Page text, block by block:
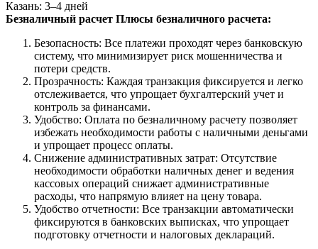
Казань: 3–4 дней
Безналичный расчет Плюсы безналичного расчета:
Безопасность: Все платежи проходят через банковскую
систему, что минимизирует риск мошенничества и
потери средств.
Прозрачность: Каждая транзакция фиксируется и легко
отслеживается, что упрощает бухгалтерский учет и
контроль за финансами.
Удобство: Оплата по безналичному расчету позволяет
избежать необходимости работы с наличными деньгами
и упрощает процесс оплаты.
Снижение административных затрат: Отсутствие
необходимости обработки наличных денег и ведения
кассовых операций снижает административные
расходы, что напрямую влияет на цену товара.
Удобство отчетности: Все транзакции автоматически
фиксируются в банковских выписках, что упрощает
подготовку отчетности и налоговых деклараций.